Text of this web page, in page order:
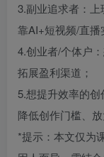
3.副业追求者：上
靠AI+短视频/直播
4.创业者/个体户
拓展盈利渠道；
5.想提升效率的
降低创作门槛、放
*提示：本文仅为